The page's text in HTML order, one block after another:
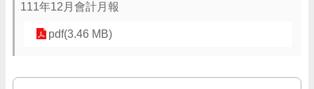
111年12月會計月報
pdf(3.46 MB)